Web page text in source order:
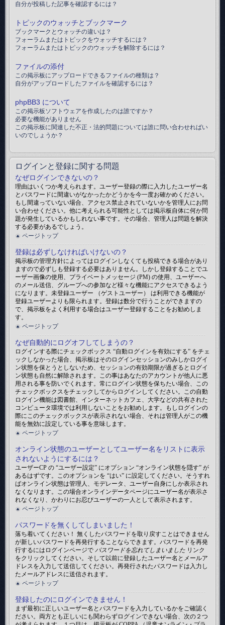
自分が投稿した記事を確認するには？
トピックのウォッチとブックマーク
ブックマークとウォッチの違いは？
フォーラムまたはトピックをウォッチするには？
フォーラムまたはトピックのウォッチを解除するには？
ファイルの添付
この掲示板にアップロードできるファイルの種類は？
自分がアップロードしたファイルを確認するには？
phpBB3 について
この掲示板ソフトウェアを作成したのは誰ですか？
必要な機能がありません
この掲示板に関連した不正・法的問題については誰に問い合わせればい
いのでしょうか？
ログインと登録に関する問題
なぜログインできないの？
理由はいくつか考えられます。ユーザー登録の際に入力したユーザー名
とパスワードに間違いがなかったかどうかを今一度お確かめください。
もし間違っていない場合、アクセス禁止されていないかを管理人にお問
い合わせください。他に考えられる可能性としては掲示板自体に何か問
題が発生しているかもしれない事です。その場合、管理人は問題を解決
する必要があるでしょう。
ページトップ
登録は必ずしなければいけないの？
掲示板の管理方針によってはログインしなくても投稿できる場合があり
ますので必ずしも登録する必要はありません。しかし登録することでユ
ーザー画像の使用、プライベートメッセージ (PM) の使用、ユーザーへ
のメール送信、グループへの参加など様々な機能にアクセスできるよう
になります。未登録ユーザー （ゲストユーザー） は利用できる機能が
登録ユーザーよりも限られます。登録は数分で行うことができますの
で、掲示板をよく利用する場合はユーザー登録することをお勧めしま
す。
ページトップ
なぜ自動的にログオフしてしまうの？
ログインする際にチェックボックス “自動ログインを有効にする” をチェ
ックしなかった場合、掲示板はそのログインセッションのみしかログイ
ン状態を保とうとしないため、セッションの有効期限が過ぎるとログイ
ン状態も自然に解除されます。この事はあなたのアカウントが他人に悪
用される事を防いでくれます。常にログイン状態を保ちたい場合、この
チェックボックスをチェックしてからログインしてください。この自動
ログイン機能は図書館、インターネットカフェ、大学などの共有された
コンピュータ環境では利用しないことをお勧めします。もしログインの
際にこのチェックボックスが表示されない場合、それは管理人がこの機
能を無効に設定している事を意味します。
ページトップ
オンライン状態のユーザーとしてユーザー名をリストに表示
されないようにするには？
ユーザーCP の “ユーザー設定” にオプション “オンライン状態を隠す” が
あるはずです。このオプションを “はい” に設定してください。そうすれ
ばオンライン状態は管理人、モデレータ、ユーザー自身にしか表示され
なくなります。この場合オンラインデータページにユーザー名が表示さ
れなくなり、かわりにお忍びユーザーの一人として表示されます。
ページトップ
パスワードを無くしてしまいました！
落ち着いてください！ 無くしたパスワードを取り戻すことはできません
が新しいパスワードを再発行することならできます。パスワードを再発
行するにはログインページで パスワードを忘れてしまいました リンク
をクリックしてください。そして以前に登録したユーザー名とメールア
ドレスを入力して送信してください。再発行されたパスワードは入力し
たメールアドレスに送信されます。
ページトップ
登録したのにログインできません！
まず最初に正しいユーザー名とパスワードを入力しているかをご確認く
ださい。両方とも正しいにも関わらずログインできない場合、次の２つ